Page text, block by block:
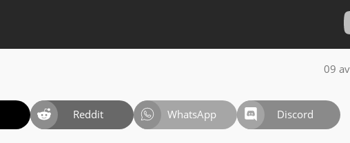
09
Reddit WhatsApp Discord